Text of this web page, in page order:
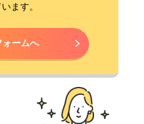
ます。
ォームへ